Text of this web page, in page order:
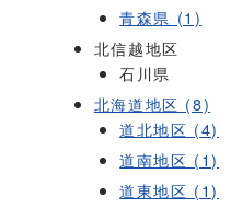
青森県 (1)
北信越地区
石川県
北海道地区 (8)
道北地区 (4)
道南地区 (1)
道東地区 (1)